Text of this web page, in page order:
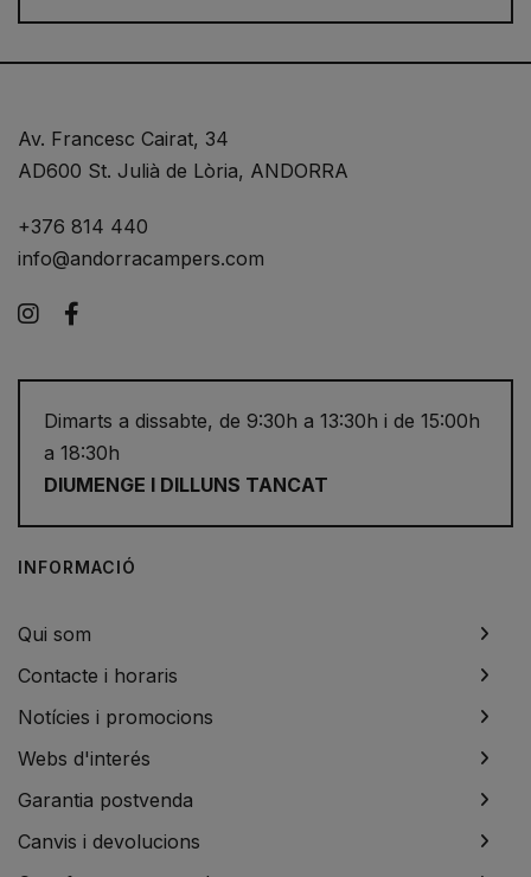
Av. Francesc Cairat, 34
AD600 St. Julià de Lòria, ANDORRA
+376 814 440
info@andorracampers.com
Instagram
Dimarts a dissabte, de 9:30h a 13:30h i de 15:00h
a 18:30h
DIUMENGE I DILLUNS TANCAT
INFORMACIÓ
Qui som
Contacte i horaris
Notícies i promocions
Webs d'interés
Garantia postvenda
Canvis i devolucions